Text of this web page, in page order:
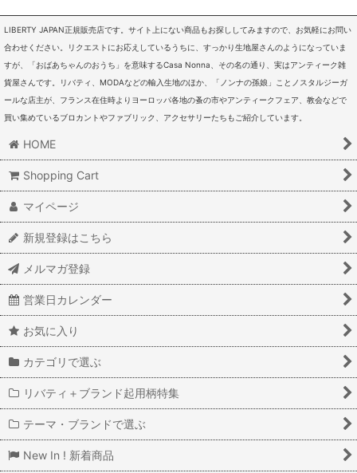
LIBERTY JAPAN正規販売店です。サイト上にない商品もお探ししてみますので、お気軽にお問い
合わせください。リクエストにお応えしているうちに、すっかり生地屋さんのようになっていま
すが、「おばあちゃんのおうち」を意味するCasa Nonna、その名の通り、実はアンティーク雑
貨屋さんです。リバティ、MODAなどの輸入生地のほか、「ノンナの孫娘」ことノスタルジーガ
ールな店主が、フランス在住時よりヨーロッパ各地の蚤の市やアンティークフェア、教会などで
買い集めているブロカントやファブリック、アクセサリーたちもご紹介しています。
HOME
Shopping Cart
マイページ
新規登録はこちら
メルマガ登録
営業日カレンダー
お気に入り
カテゴリで選ぶ
リバティ＋ブランド起用柄特集
テーマ・ブランドで選ぶ
New In ! 新着商品